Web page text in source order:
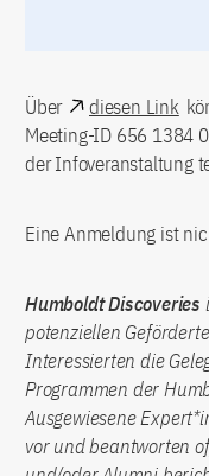
Über diesen Link
Meeting-ID 656 1384
der Infoveranstaltung
Eine Anmeldung ist
Humboldt Discoveries
potenziellen
Interessierten die
Programmen der
Ausgewiesene
vor und beantworten